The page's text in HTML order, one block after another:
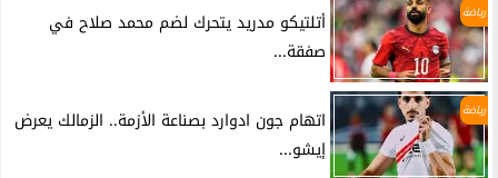
رياضة
أتلتيكو مدريد يتحرك لضم محمد صلاح في
صفقة...
رياضة
اتهام جون ادوارد بصناعة الأزمة.. الزمالك يعرض
إيشو...